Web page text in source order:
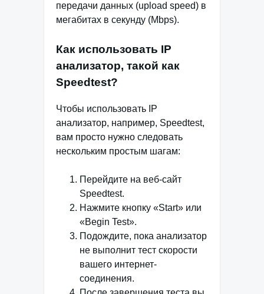
передачи данных (upload speed) в
мегабитах в секунду (Mbps).
Как использовать IP
анализатор, такой как
Speedtest?
Чтобы использовать IP
анализатор, например, Speedtest,
вам просто нужно следовать
нескольким простым шагам:
Перейдите на веб-сайт
Speedtest.
Нажмите кнопку «Start» или
«Begin Test».
Подождите, пока анализатор
не выполнит тест скорости
вашего интернет-
соединения.